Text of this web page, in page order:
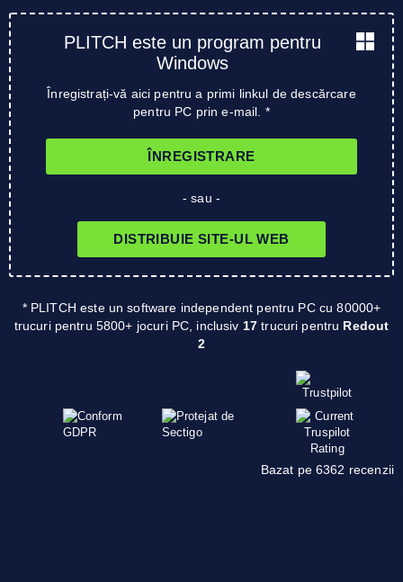
PLITCH este un program pentru
Windows
Înregistrați-vă aici pentru a primi linkul de descărcare
pentru PC prin e-mail. *
ÎNREGISTRARE
- sau -
DISTRIBUIE SITE-UL WEB
* PLITCH este un software independent pentru PC cu 80000+
trucuri pentru 5800+ jocuri PC, inclusiv 17 trucuri pentru Redout
2
Bazat pe 6362 recenzii